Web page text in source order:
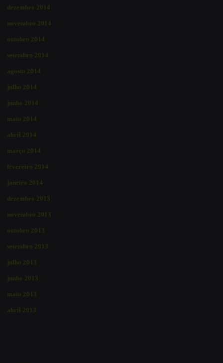
dezembro 2014
novembro 2014
outubro 2014
setembro 2014
agosto 2014
julho 2014
junho 2014
maio 2014
abril 2014
março 2014
fevereiro 2014
janeiro 2014
dezembro 2013
novembro 2013
outubro 2013
setembro 2013
julho 2013
junho 2013
maio 2013
abril 2013